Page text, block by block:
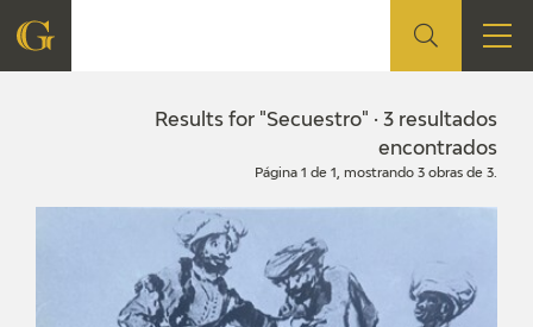
CORPORATE ACTION
Results for "Secuestro" · 3 resultados
encontrados
Página 1 de 1, mostrando 3 obras de 3.